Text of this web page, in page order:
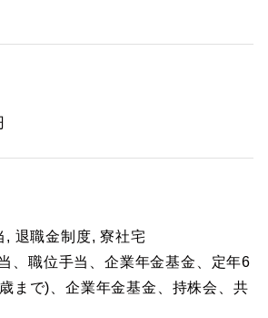
, 退職金制度, 寮社宅
、職位手当、企業年金基金、定年6
まで)、企業年金基金、持株会、共